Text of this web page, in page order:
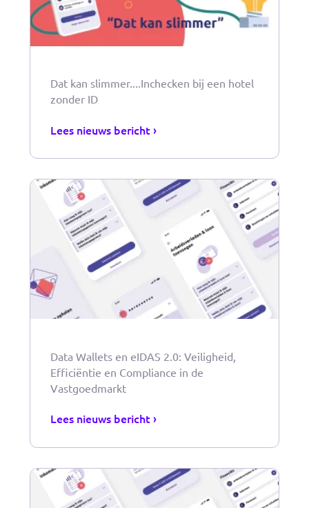
Dat kan slimmer....Inchecken bij een hotel
zonder ID
Lees nieuws bericht ›